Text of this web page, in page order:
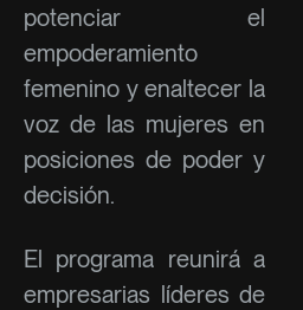
potenciar el
empoderamiento
femenino y enaltecer la
voz de las mujeres en
posiciones de poder y
decisión.
El programa reunirá a
empresarias líderes de